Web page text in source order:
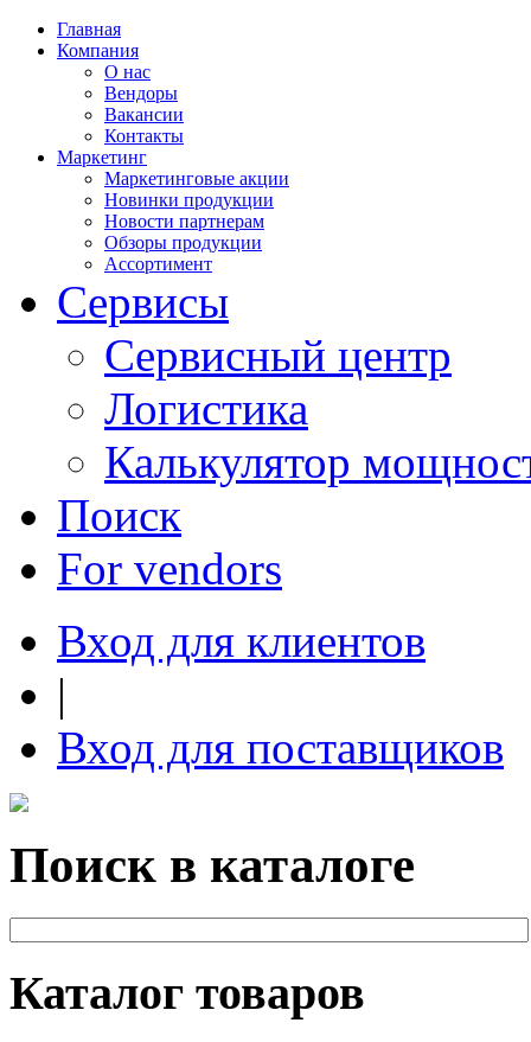
Главная
Компания
О нас
Вендоры
Вакансии
Контакты
Маркетинг
Маркетинговые акции
Новинки продукции
Новости партнерам
Обзоры продукции
Ассортимент
Сервисы
Сервисный центр
Логистика
Калькулятор
Поиск
For vendors
Вход для клиентов
|
Вход для поставщиков
Поиск в каталоге
Каталог товаров